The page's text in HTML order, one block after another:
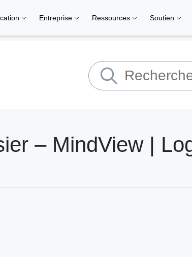
Entreprise Ressources Soutien
– MindView |